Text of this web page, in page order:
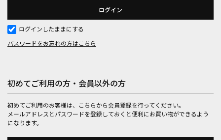
ログインしたままにする
パスワードをお忘れの方はこちら
初めてご利用の方・会員以外の方
初めてご利用のお客様は、こちらから会員登録を行ってください。
メールアドレスとパスワードを登録しておくと便利にお買い物ができるよう
になります。